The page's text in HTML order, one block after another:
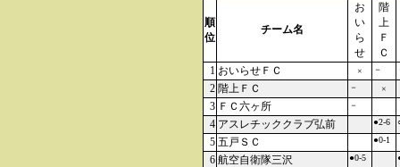
順
位
チーム名
お
い
ら
せ
階
上
Ｆ
Ｃ
1 おいらせＦＣ × －
2 階上ＦＣ － ×
3 ＦＣ六ヶ所 －
4 アスレチッククラブ弘前 ●2-6
5 五戸ＳＣ ●0-1
6 航空自衛隊三沢 ●0-5